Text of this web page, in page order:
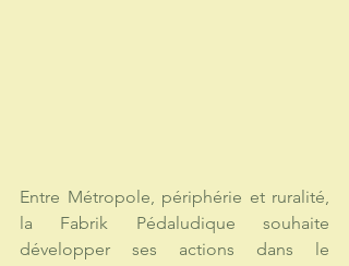
Entre Métropole, périphérie et ruralité,
la Fabrik Pédaludique souhaite
développer ses actions dans le